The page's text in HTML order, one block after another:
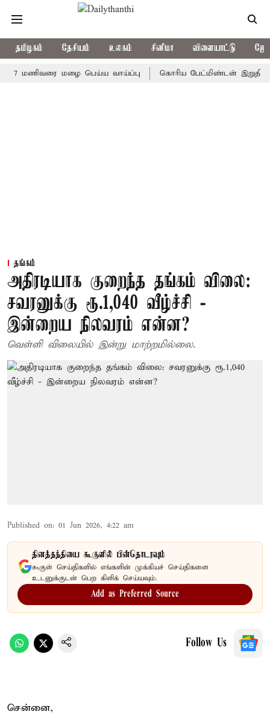
தமிழகம் தேசியம் உலகம் சினிமா விளையாட்டு
மழை பெய்ய வாய்ப்பு கொரிய பேட்மிண்டன் இறுதி
தங்கம்
அதிரடியாக குறைந்த தங்கம் விலை:
சவரனுக்கு ரூ.1,040 வீழ்ச்சி -
இன்றைய நிலவரம் என்ன?
வெள்ளி விலையில் இன்று மாற்றமில்லை.
Published on: 01 Jun 2026, 4:22 am
தினத்தந்தியை கூகுளில் பின்தொடரவும்
கூகுள் செய்திகளில் எங்களின் முக்கியச் செய்திகளை
உடனுக்குடன் பெற கிளிக் செய்யவும்.
Add as Preferred Source
Follow Us
சென்னை,